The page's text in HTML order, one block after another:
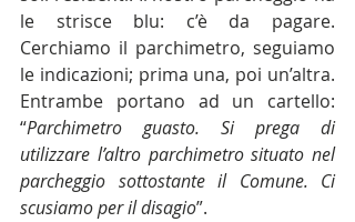
le strisce blu: c’è da pagare.
Cerchiamo il parchimetro, seguiamo
le indicazioni; prima una, poi un’altra.
Entrambe portano ad un cartello:
“Parchimetro guasto. Si prega di
utilizzare l’altro parchimetro situato nel
parcheggio sottostante il Comune. Ci
scusiamo per il disagio”.